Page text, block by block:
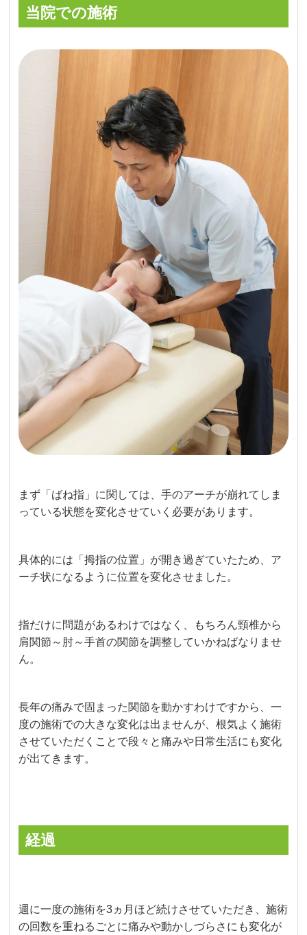
当院での施術
まず「ばね指」に関しては、手のアーチが崩れてしま
っている状態を変化させていく必要があります。
具体的には「拇指の位置」が開き過ぎていたため、ア
ーチ状になるように位置を変化させました。
指だけに問題があるわけではなく、もちろん頸椎から
肩関節～肘～手首の関節を調整していかねばなりませ
ん。
長年の痛みで固まった関節を動かすわけですから、一
度の施術での大きな変化は出ませんが、根気よく施術
させていただくことで段々と痛みや日常生活にも変化
が出てきます。
経過
週に一度の施術を3ヵ月ほど続けさせていただき、施術
の回数を重ねるごとに痛みや動かしづらさにも変化が